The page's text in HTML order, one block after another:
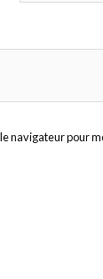
navigateur pour